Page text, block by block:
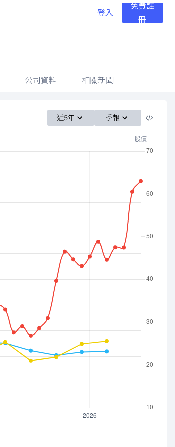
登入
免費註
冊
公司資料 相關新聞
近5年 季報